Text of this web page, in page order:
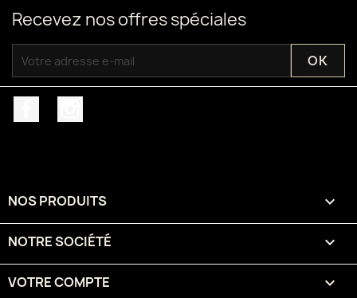
Recevez nos offres spéciales
NOS PRODUITS 
NOTRE SOCIÉTÉ 
VOTRE COMPTE 